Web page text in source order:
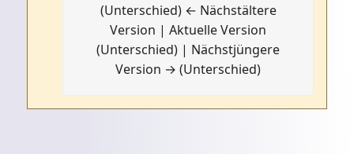
(Unterschied) ← Nächstältere
Version | Aktuelle Version
(Unterschied) | Nächstjüngere
Version → (Unterschied)